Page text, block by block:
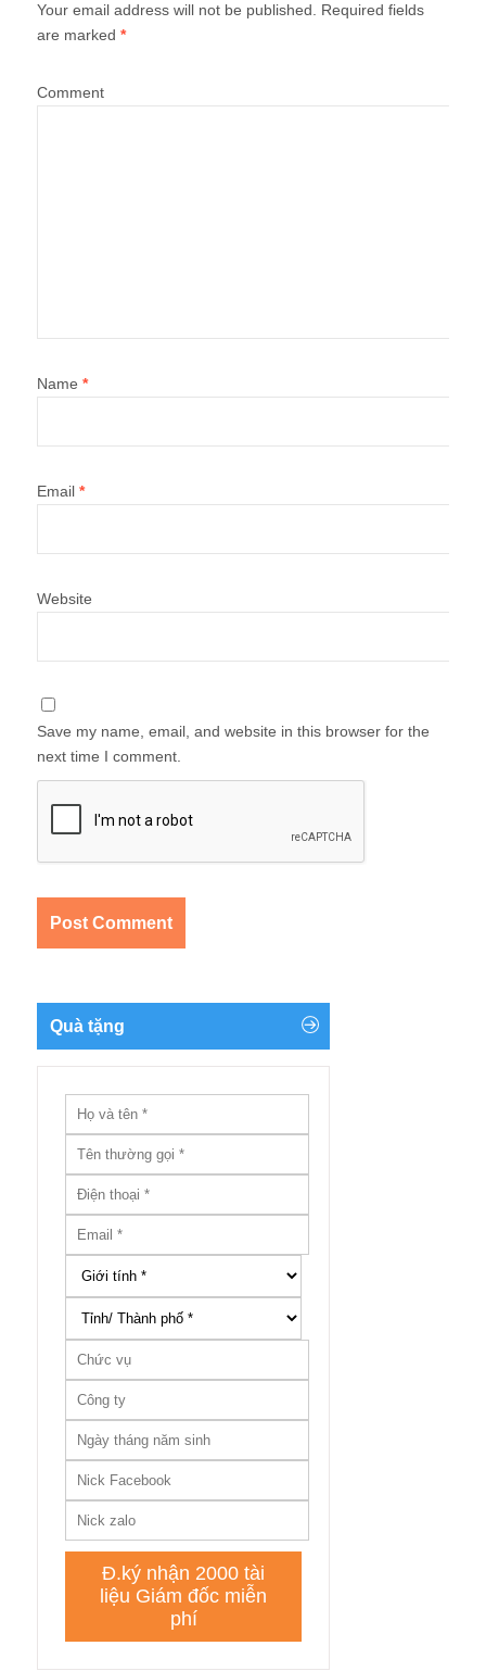
Your email address will not be published.
Required fields
are marked *
Comment
Name *
Email *
Website
Save my name, email, and website in this browser for the
next time I comment.
Quà tặng